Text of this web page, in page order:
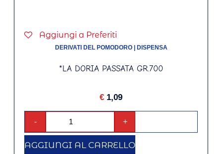
Aggiungi a Preferiti
DERIVATI DEL POMODORO| DISPENSA
*LA DORIA PASSATA GR.700
€ 1,09
- +
AGGIUNGI AL CARRELLO